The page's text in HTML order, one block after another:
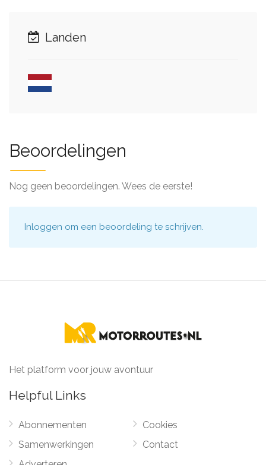
Landen
Beoordelingen
Nog geen beoordelingen. Wees de eerste!
Inloggen om een beoordeling te schrijven.
Het platform voor jouw avontuur
Helpful Links
Abonnementen
Samenwerkingen
Cookies
Contact